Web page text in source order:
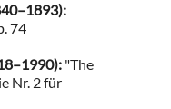
74
"The
Nr. 2 für